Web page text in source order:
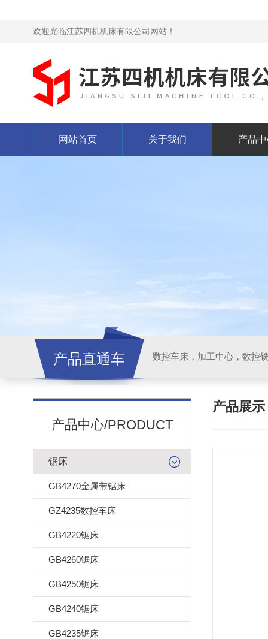
欢迎光临江苏四机机床有限公司网站！
网站首页 关于我们 产品
产品直通车
产品中心/PRODUCT
锯床
GB4270金属带锯床
GZ4235数控车床
GB4220锯床
GB4260锯床
GB4250锯床
GB4240锯床
GB4235锯床
产品展示